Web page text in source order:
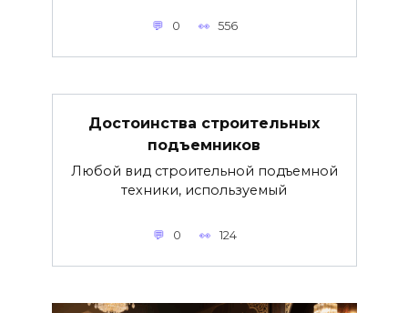
0 556
Достоинства строительных
подъемников
Любой вид строительной подъемной
техники, используемый
0 124